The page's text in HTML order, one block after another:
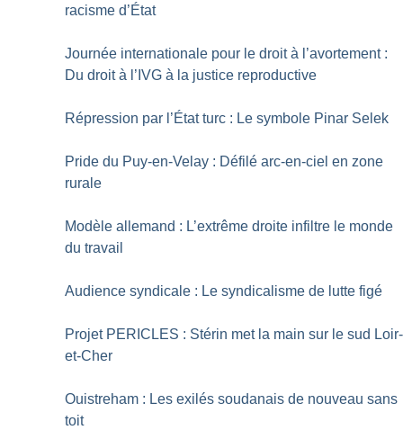
racisme d’État
Journée internationale pour le droit à l’avortement :
Du droit à l’IVG à la justice reproductive
Répression par l’État turc : Le symbole Pinar Selek
Pride du Puy-en-Velay : Défilé arc-en-ciel en zone
rurale
Modèle allemand : L’extrême droite infiltre le monde
du travail
Audience syndicale : Le syndicalisme de lutte figé
Projet PERICLES : Stérin met la main sur le sud Loir-
et-Cher
Ouistreham : Les exilés soudanais de nouveau sans
toit